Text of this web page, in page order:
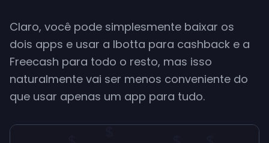
Claro, você pode simplesmente baixar os
dois apps e usar a Ibotta para cashback e a
Freecash para todo o resto, mas isso
naturalmente vai ser menos conveniente do
que usar apenas um app para tudo.